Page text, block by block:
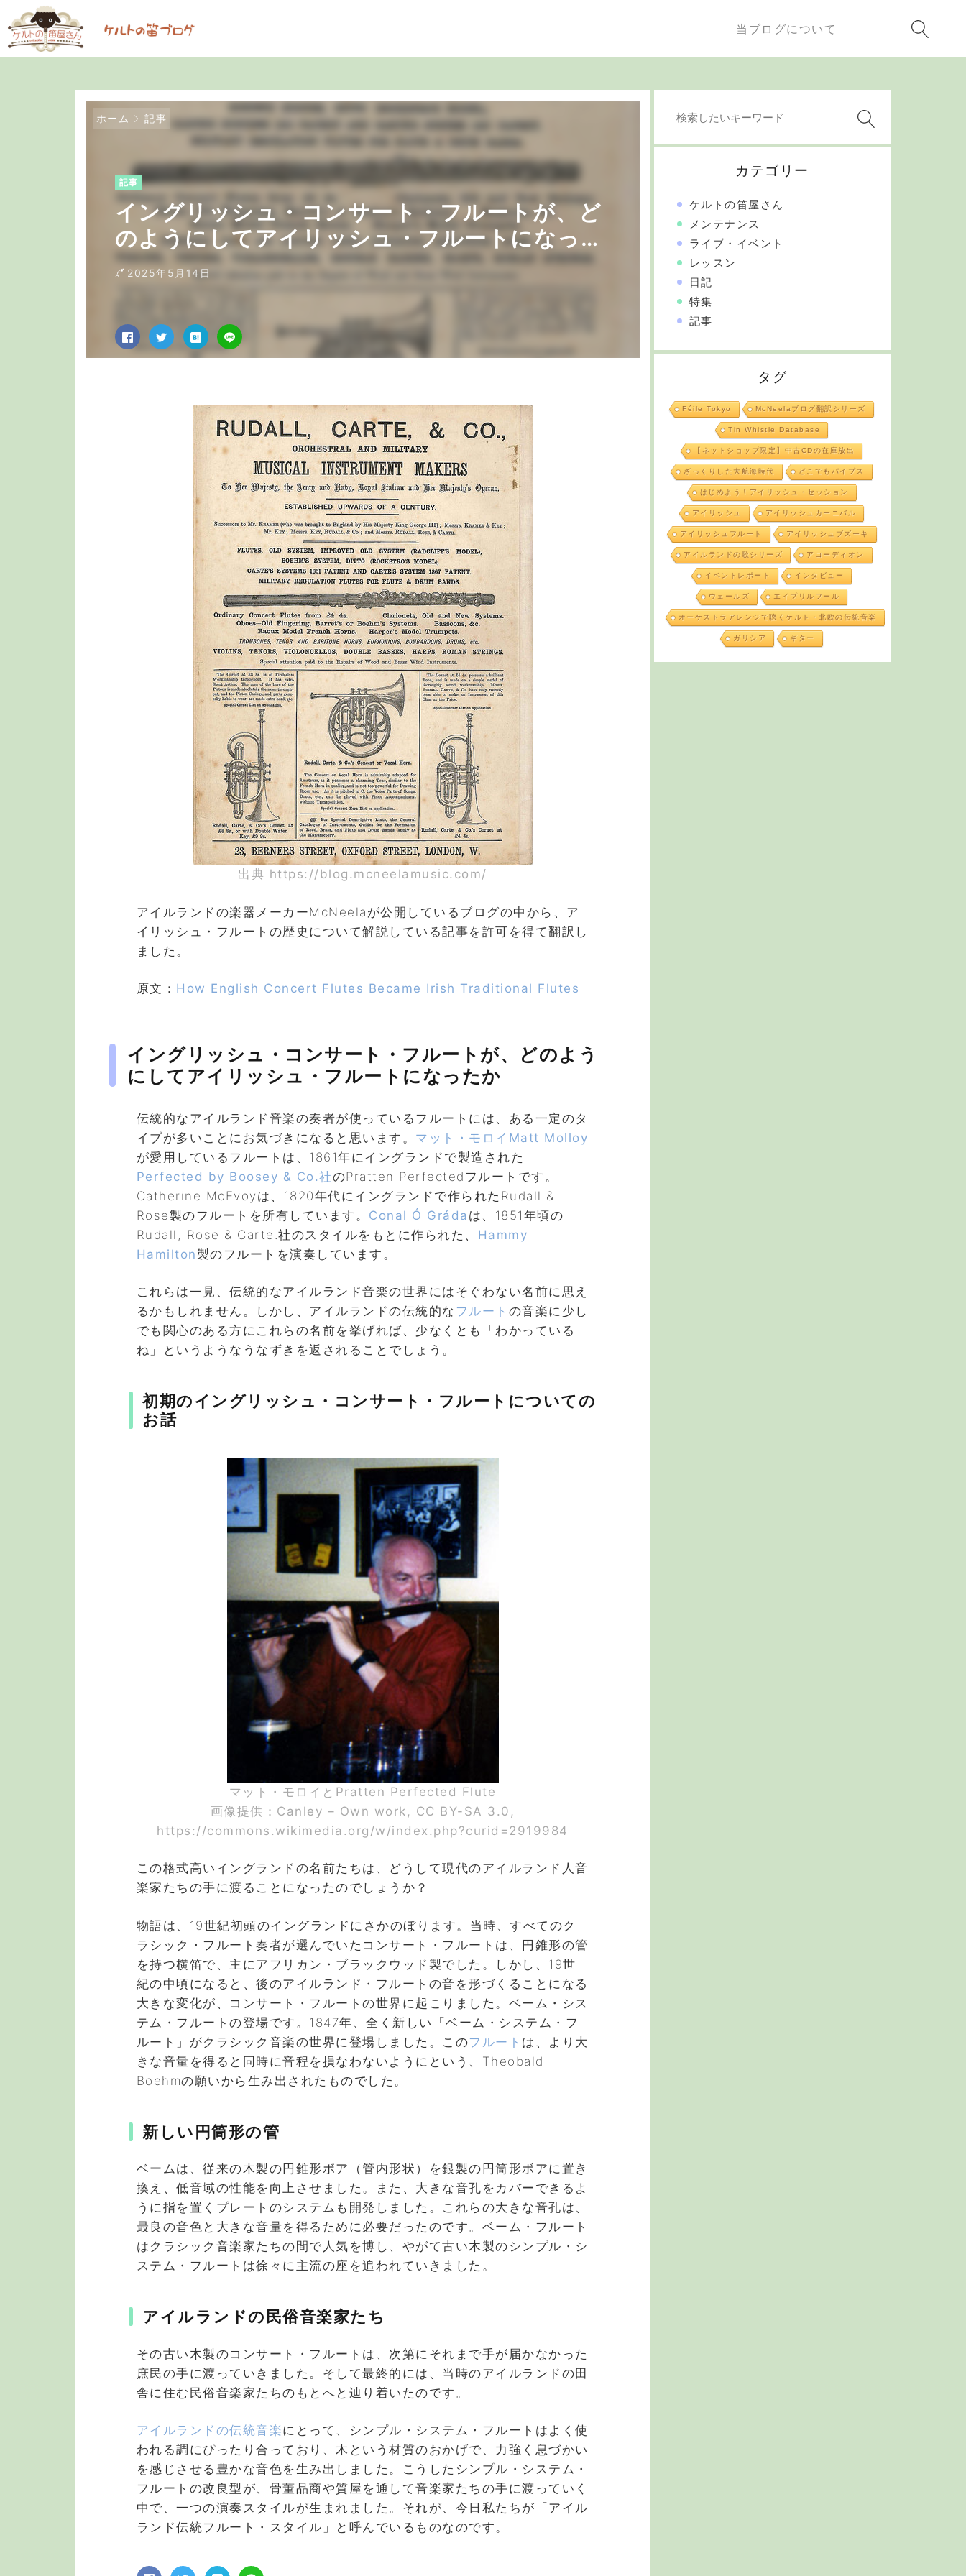
当ブログについて
ホーム 記事
記事
イングリッシュ・コンサート・フルートが、ど
のようにしてアイリッシュ・フルートになった
か2025年5月14日
出典 https://blog.mcneelamusic.com/
アイルランドの楽器メーカーMcNeelaが公開しているブログの中から、ア
イリッシュ・フルートの歴史について解説している記事を許可を得て翻訳し
ました。
原文： How English Concert Flutes Became Irish Traditional Flutes
イングリッシュ・コンサート・フルートが、どのよう
にしてアイリッシュ・フルートになったか
伝統的なアイルランド音楽の奏者が使っているフルートには、ある一定のタ
イプが多いことにお気づきになると思います。 マット・モロイMatt Molloy
が愛用しているフルートは、1861年にイングランドで製造された
Perfected by Boosey & Co.社のPratten Perfectedフルートです。
Catherine McEvoyは、1820年代にイングランドで作られたRudall &
Rose製のフルートを所有しています。 Conal Ó Gráda は、1851年頃の
Rudall, Rose & Carte.社のスタイルをもとに作られた、 Hammy
Hamilton製のフルートを演奏しています。
これらは一見、伝統的なアイルランド音楽の世界にはそぐわない名前に思え
るかもしれません。しかし、アイルランドの伝統的な フルート の音楽に少し
でも関心のある方にこれらの名前を挙げれば、少なくとも「わかっている
ね」というようなうなずきを返されることでしょう。
初期のイングリッシュ・コンサート・フルートについての
お話
マット・モロイとPratten Perfected Flute
画像提供：Canley – Own work, CC BY-SA 3.0,
https://commons.wikimedia.org/w/index.php?curid=2919984
この格式高いイングランドの名前たちは、どうして現代のアイルランド人音
楽家たちの手に渡ることになったのでしょうか？
物語は、19世紀初頭のイングランドにさかのぼります。当時、すべてのク
ラシック・フルート奏者が選んでいたコンサート・フルートは、円錐形の管
を持つ横笛で、主にアフリカン・ブラックウッド製でした。しかし、19世
紀の中頃になると、後のアイルランド・フルートの音を形づくることになる
大きな変化が、コンサート・フルートの世界に起こりました。ベーム・シス
テム・フルートの登場です。1847年、全く新しい「ベーム・システム・フ
ルート」がクラシック音楽の世界に登場しました。このフルート は、より大
きな音量を得ると同時に音程を損なわないようにという、Theobald
Boehmの願いから生み出されたものでした。
新しい円筒形の管
ベームは、従来の木製の円錐形ボア（管内形状）を銀製の円筒形ボアに置き
換え、低音域の性能を向上させました。また、大きな音孔をカバーできるよ
うに指を置くプレートのシステムも開発しました。これらの大きな音孔は、
最良の音色と大きな音量を得るために必要だったのです。ベーム・フルート
はクラシック音楽家たちの間で人気を博し、やがて古い木製のシンプル・シ
ステム・フルートは徐々に主流の座を追われていきました。
アイルランドの民俗音楽家たち
その古い木製のコンサート・フルートは、次第にそれまで手が届かなかった
庶民の手に渡っていきました。そして最終的には、当時のアイルランドの田
舎に住む民俗音楽家たちのもとへと辿り着いたのです。
アイルランドの伝統音楽にとって、シンプル・システム・フルートはよく使
われる調にぴったり合っており、木という材質のおかげで、力強く息づかい
を感じさせる豊かな音色を生み出しました。こうしたシンプル・システム・
フルートの改良型が、骨董品商や質屋を通して音楽家たちの手に渡っていく
中で、一つの演奏スタイルが生まれました。それが、今日私たちが「アイル
ランド伝統フルート・スタイル」と呼んでいるものなのです。
カテゴリー
ケルトの笛屋さん
メンテナンス
ライブ・イベント
レッスン
日記
特集
記事
タグ
Féile Tokyo McNeelaブログ翻訳シリーズ
Tin Whistle Database
【ネットショップ限定】中古CDの在庫放出
ざっくりした大航海時代 どこでもパイプス
はじめよう！アイリッシュ・セッション
アイリッシュ アイリッシュカーニバル
アイリッシュフルート アイリッシュブズーキ
アイルランドの歌シリーズ アコーディオン
イベントレポート インタビュー
ウェールズ エイプリルフール
オーケストラアレンジで聴くケルト・北欧の伝統音楽
ガリシア ギター